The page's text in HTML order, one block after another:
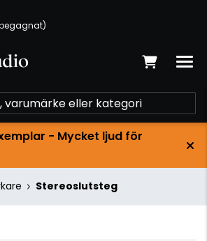
begagnat)
- Mycket ljud för
Stereoslutsteg